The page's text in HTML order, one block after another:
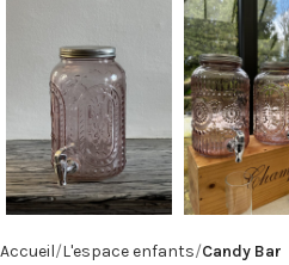
Accueil L'espace enfants Candy Bar